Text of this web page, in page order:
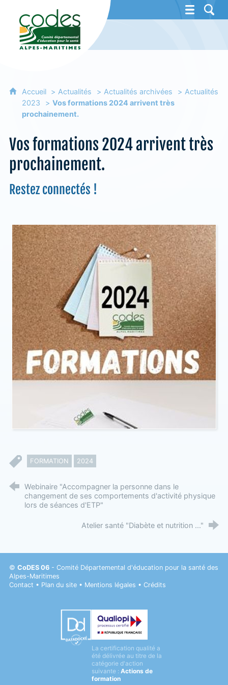
CoDES 06 - Comité départemental
Accueil Actualités Actualités archivées
Actualités
2023
Vos formations 2024 arrivent très
prochainement.
Vos formations 2024 arrivent très
prochainement.
Restez connectés !
FORMATION 2024
Webinaire "Accompagner la personne dans le
changement de ses comportements d'activité physique
lors de séances d'ETP"
Atelier santé "Diabète et nutrition ..."
© CoDES 06- Comité Départemental d'éducation pour la santé des
Alpes-Maritimes
Contact • Plan du site• Mentions légales • Crédits
Datadock
Qualiopi
La certification qualité a
été délivrée au titre de la
catégorie d'action
suivante : Actions de
formation